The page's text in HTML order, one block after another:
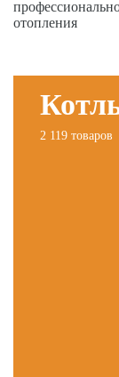
отопления
2 119 товаров